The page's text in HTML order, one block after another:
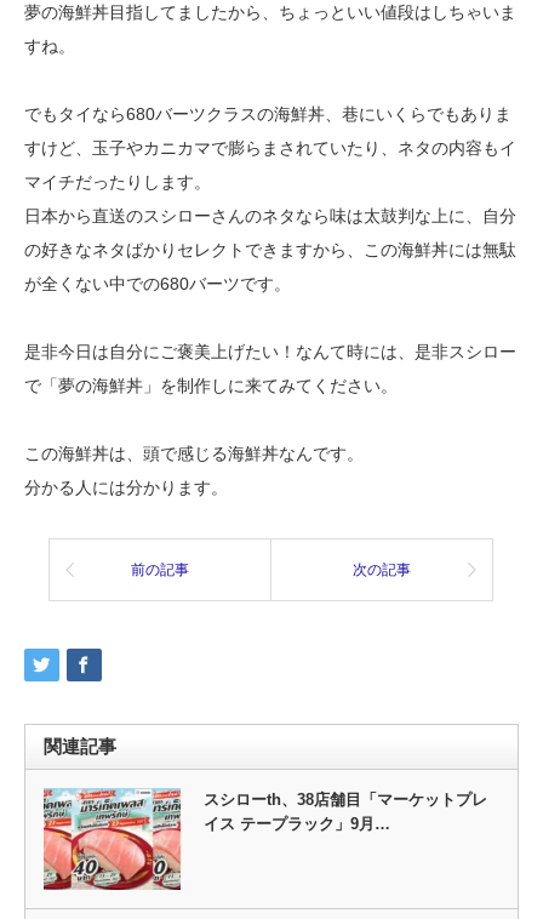
夢の海鮮丼目指してましたから、ちょっといい値段はしちゃいま
すね。
でもタイなら680バーツクラスの海鮮丼、巷にいくらでもありま
すけど、玉子やカニカマで膨らまされていたり、ネタの内容もイ
マイチだったりします。
日本から直送のスシローさんのネタなら味は太鼓判な上に、自分
の好きなネタばかりセレクトできますから、この海鮮丼には無駄
が全くない中での680バーツです。
是非今日は自分にご褒美上げたい！なんて時には、是非スシロー
で「夢の海鮮丼」を制作しに来てみてください。
この海鮮丼は、頭で感じる海鮮丼なんです。
分かる人には分かります。
前の記事 次の記事
関連記事
スシローth、38店舗目「マーケットプレ
イス テープラック」9月…